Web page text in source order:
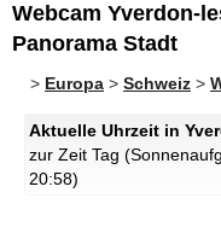
Webcam Yverdon-
Panorama Stadt
> Europa > Schweiz >
Aktuelle Uhrzeit in
zur Zeit Tag
20:58)